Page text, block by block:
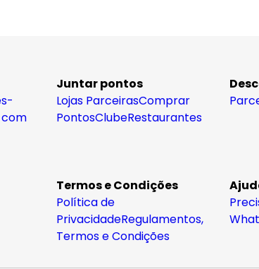
Juntar pontos
Lojas ParceirasComprar
PontosClubeRestaurantes
Termos e Condições
Política de
PrivacidadeRegulamentos,
Termos e Condições